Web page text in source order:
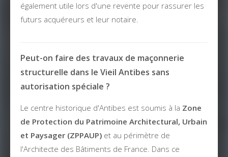
également utile lors d'une revente pour rassurer les
futurs acquéreurs et leur notaire.
Peut-on faire des travaux de maçonnerie
structurelle dans le Vieil Antibes sans
autorisation spéciale ?
Le centre historique d'Antibes est soumis à la Zone
de Protection du Patrimoine Architectural, Urbain
et Paysager (ZPPAUP) et au périmètre de
l'Architecte des Bâtiments de France. Dans ce